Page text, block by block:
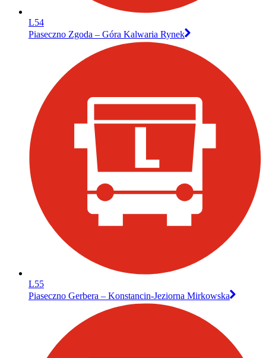
L54
Piaseczno Zgoda – Góra Kalwaria Rynek
L55
Piaseczno Gerbera – Konstancin-Jeziorna Mirkowska